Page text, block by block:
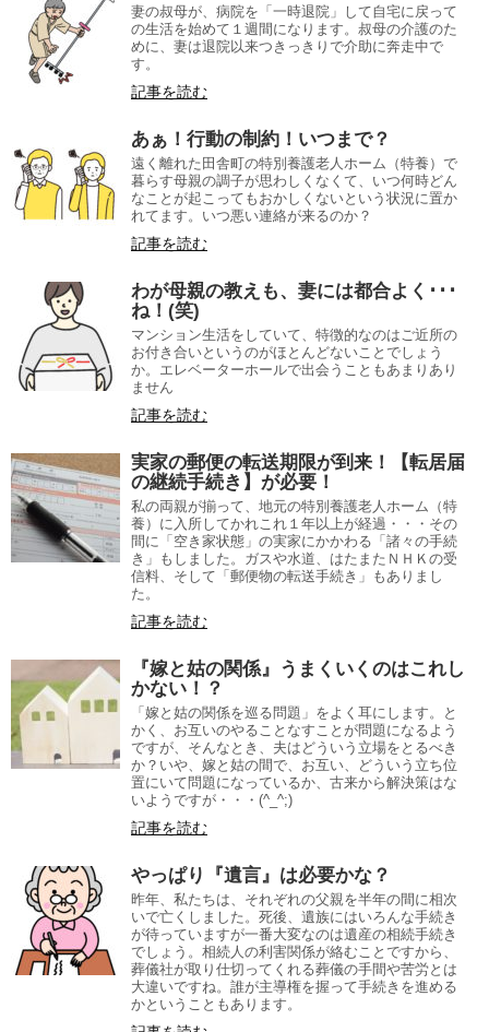
妻の叔母が、病院を「一時退院」して自宅に戻って
の生活を始めて１週間になります。叔母の介護のた
めに、妻は退院以来つきっきりで介助に奔走中で
す。
記事を読む
あぁ！行動の制約！いつまで？
遠く離れた田舎町の特別養護老人ホーム（特養）で
暮らす母親の調子が思わしくなくて、いつ何時どん
なことが起こってもおかしくないという状況に置か
れてます。いつ悪い連絡が来るのか？
記事を読む
わが母親の教えも、妻には都合よく･･･
ね！(笑)
マンション生活をしていて、特徴的なのはご近所の
お付き合いというのがほとんどないことでしょう
か。エレベーターホールで出会うこともあまりあり
ません
記事を読む
実家の郵便の転送期限が到来！【転居届
の継続手続き】が必要！
私の両親が揃って、地元の特別養護老人ホーム（特
養）に入所してかれこれ１年以上が経過・・・その
間に「空き家状態」の実家にかかわる「諸々の手続
き」もしました。ガスや水道、はたまたＮＨＫの受
信料、そして「郵便物の転送手続き」もありまし
た。
記事を読む
『嫁と姑の関係』うまくいくのはこれし
かない！？
「嫁と姑の関係を巡る問題」をよく耳にします。と
かく、お互いのやることなすことが問題になるよう
ですが、そんなとき、夫はどういう立場をとるべき
か？いや、嫁と姑の間で、お互い、どういう立ち位
置にいて問題になっているか、古来から解決策はな
いようですが・・・(^_^;)
記事を読む
やっぱり『遺言』は必要かな？
昨年、私たちは、それぞれの父親を半年の間に相次
いで亡くしました。死後、遺族にはいろんな手続き
が待っていますが一番大変なのは遺産の相続手続き
でしょう。相続人の利害関係が絡むことですから、
葬儀社が取り仕切ってくれる葬儀の手間や苦労とは
大違いですね。誰が主導権を握って手続きを進める
かということもあります。